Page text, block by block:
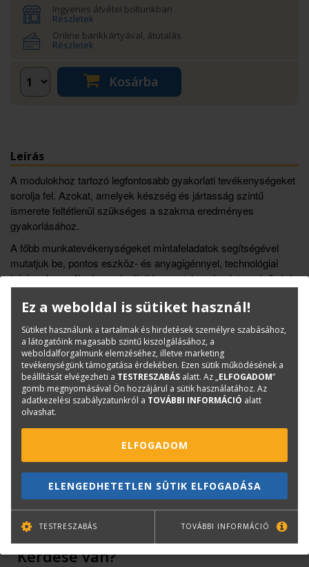
Ingyenes átvétel boltunkban
Részletek
Online bankkártyával, átutalás
Részletek
Kosárba
Leírás
A modulokhoz tartozó legfontosabb gyakorlati tevékenységeket
sorolja fel. Azokat, amelyek készség és jártasság szintű
ismerete feltétlenül szükséges a szakma eredményes
gyakorlásához.
A főbb munkatevékenységeket mintafeladatok segítségével
mutatjuk be, pontos eszköz- és anyagigénnyel, technológiai
leírással, a szükséges elméleti ismeretek, valamint a minőségi
utalásokkal. Ezután olyan további feladatokat sorolunk fel,
amelyekkel a foglalkozásokon a munkaműveleteket gyakorolni
lehet.
Könyvinfó
Kategóriák
Méret:
A/4
Kötészet:
kartonált, ragasztókötött
Kiadó:
Szega Books
Kérdése van?
Ez a weboldal is sütiket használ!
Sütiket használunk a tartalmak és hirdetések személyre szabásához,
a látogatóink magasabb szintű kiszolgálásához, a
weboldalforgalmunk elemzéséhez, illetve marketing
tevékenységünk támogatása érdekében. Ezen sütik működésének a
beállítását elvégezheti a TESTRESZABÁS alatt. Az „ELFOGADOM”
gomb megnyomásával Ön hozzájárul a sütik használatához. Az
adatkezelési szabályzatunkról a TOVÁBBI INFORMÁCIÓ alatt
olvashat.
ELFOGADOM
ELENGEDHETETLEN SÜTIK ELFOGADÁSA
TESTRESZABÁS TOVÁBBI INFORMÁCIÓ